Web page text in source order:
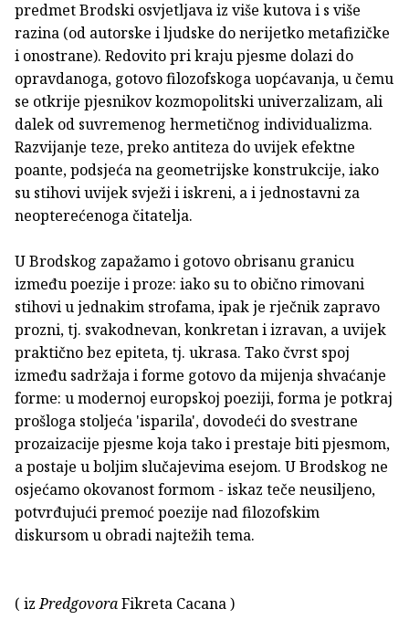
predmet Brodski osvjetljava iz više kutova i s više
razina (od autorske i ljudske do nerijetko metafizičke
i onostrane). Redovito pri kraju pjesme dolazi do
opravdanoga, gotovo filozofskoga uopćavanja, u čemu
se otkrije pjesnikov kozmopolitski univerzalizam, ali
dalek od suvremenog hermetičnog individualizma.
Razvijanje teze, preko antiteza do uvijek efektne
poante, podsjeća na geometrijske konstrukcije, iako
su stihovi uvijek svježi i iskreni, a i jednostavni za
neopterećenoga čitatelja.
U Brodskog zapažamo i gotovo obrisanu granicu
između poezije i proze: iako su to obično rimovani
stihovi u jednakim strofama, ipak je rječnik zapravo
prozni, tj. svakodnevan, konkretan i izravan, a uvijek
praktično bez epiteta, tj. ukrasa. Tako čvrst spoj
između sadržaja i forme gotovo da mijenja shvaćanje
forme: u modernoj europskoj poeziji, forma je potkraj
prošloga stoljeća 'isparila', dovodeći do svestrane
prozaizacije pjesme koja tako i prestaje biti pjesmom,
a postaje u boljim slučajevima esejom. U Brodskog ne
osjećamo okovanost formom - iskaz teče neusiljeno,
potvrđujući premoć poezije nad filozofskim
diskursom u obradi najtežih tema.
( izPredgovoraFikreta Cacana )